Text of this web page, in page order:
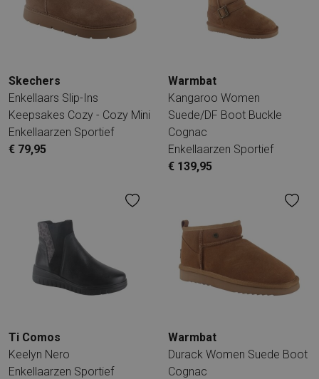
Skechers
Enkellaars Slip-Ins
Keepsakes Cozy - Cozy Mini
Enkellaarzen Sportief
€ 79,95
Warmbat
Kangaroo Women
Suede/DF Boot Buckle
Cognac
Enkellaarzen Sportief
€ 139,95
Ti Comos
Keelyn Nero
Enkellaarzen Sportief
Warmbat
Durack Women Suede Boot
Cognac